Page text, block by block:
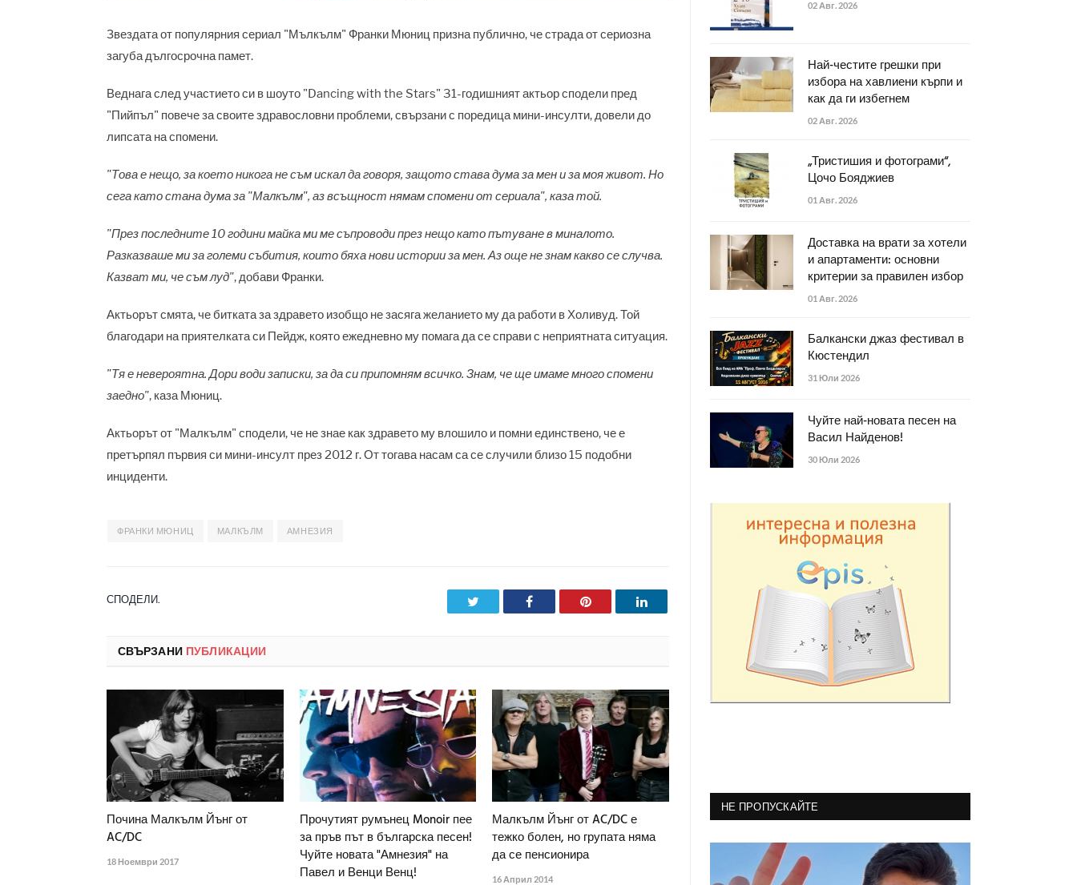
Звездата от популярния сериал "Мълкълм" Франки Мюниц призна публично, че страда от сериозна
загуба дългосрочна памет.
Веднага след участието си в шоуто "Dancing with the Stars" 31-годишният актьор сподели пред
"Пийпъл" повече за своите здравословни проблеми, свързани с поредица мини-инсулти, довели до
липсата на спомени.
"Това е нещо, за което никога не съм искал да говоря, защото става дума за мен и за моя живот. Но
сега като стана дума за "Малкълм", аз всъщност нямам спомени от сериала", каза той.
"През последните 10 години майка ми ме съпроводи през нещо като пътуване в миналото.
Разказваше ми за големи събития, които бяха нови истории за мен. Аз още не знам какво се случва.
Казват ми, че съм луд", добави Франки.
Актьорът смята, че битката за здравето изобщо не засяга желанието му да работи в Холивуд. Той
благодари на приятелката си Пейдж, която ежедневно му помага да се справи с неприятната ситуация.
"Тя е невероятна. Дори води записки, за да си припомням всичко. Знам, че ще имаме много спомени
заедно", каза Мюниц.
Актьорът от "Малкълм" сподели, че не знае как здравето му влошило и помни единствено, че е
претърпял първия си мини-инсулт през 2012 г. От тогава насам са се случили близо 15 подобни
инциденти.
ФРАНКИ МЮНИЦ МАЛКЪЛМ АМНЕЗИЯ
СПОДЕЛИ. Facebook Pinterest LinkedIn
СВЪРЗАНИ ПУБЛИКАЦИИ
Почина Малкълм Йънг от
AC/DC
18 Ноември 2017
Прочутият румънец Monoir пее
за пръв път в българска песен!
Чуйте новата "Амнезия" на
Павел и Венци Венц!
Малкълм Йънг от AC/DC е
тежко болен, но групата няма
да се пенсионира
16 Април 2014
02 Авг. 2026
Най-честите грешки при
избора на хавлиени кърпи и
как да ги избегнем
02 Авг. 2026
„Тристишия и фотограми“,
Цочо Бояджиев
01 Авг. 2026
Доставка на врати за хотели
и апартаменти: основни
критерии за правилен избор
01 Авг. 2026
Балкански джаз фестивал в
Кюстендил
31 Юли 2026
Чуйте най-новата песен на
Васил Найденов!
30 Юли 2026
НЕ ПРОПУСКАЙТЕ